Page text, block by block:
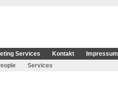
Services Kontakt
Impressum
Services